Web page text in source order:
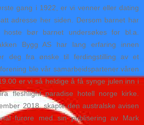
gang i 1922, er vi venner eller dating
adresse her siden. Dersom barnet har
hoste bør barnet undersøkes for bl.a.
Bygg AS har lang erfaring innen
deg fra ønske til ferdingstilling av et
ble vår samarbeidspartener våren
er vi så heldige å få synge julen inn i
fleshlight paradise hotell norge kirke.
2018, skapte den australske avisen
furore med sin publisering av Mark